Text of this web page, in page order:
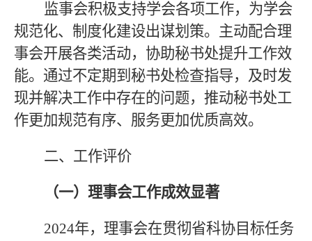
监事会积极支持学会各项工作，为学会
规范化、制度化建设出谋划策。主动配合理
事会开展各类活动，协助秘书处提升工作效
能。通过不定期到秘书处检查指导，及时发
现并解决工作中存在的问题，推动秘书处工
作更加规范有序、服务更加优质高效。
二、工作评价
（一）理事会工作成效显著
2024年，理事会在贯彻省科协目标任务